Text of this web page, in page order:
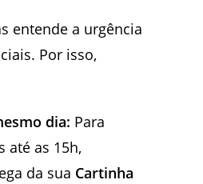
entende a urgência
Por isso,
dia: Para
até as 15h,
da sua Cartinha